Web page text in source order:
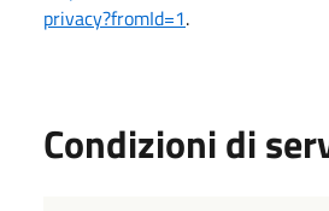
privacy?fromId=1.
Condizioni di